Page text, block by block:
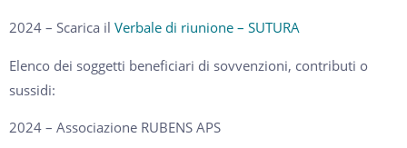
2024 – Scarica il Verbale di riunione – SUTURA
Elenco dei soggetti beneficiari di sovvenzioni, contributi o
sussidi:
2024 – Associazione RUBENS APS